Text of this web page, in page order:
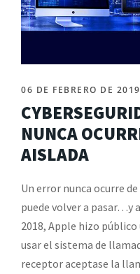
06 DE FEBRERO DE 2019
NUNCA
AISLADA
Un error nunca ocurre
puede volver a pasar…y
2018, Apple hizo
usar el sistema de
receptor aceptase la